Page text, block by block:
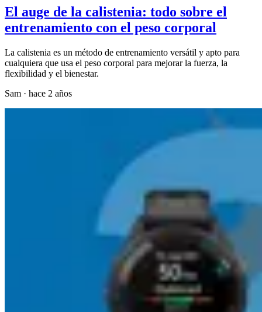
El auge de la calistenia: todo sobre el
entrenamiento con el peso corporal
La calistenia es un método de entrenamiento versátil y apto para
cualquiera que usa el peso corporal para mejorar la fuerza, la
flexibilidad y el bienestar.
Sam · hace 2 años